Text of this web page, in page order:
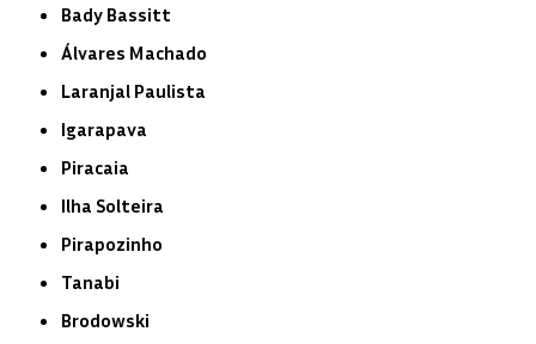
Bady Bassitt
Álvares Machado
Laranjal Paulista
Igarapava
Piracaia
Ilha Solteira
Pirapozinho
Tanabi
Brodowski